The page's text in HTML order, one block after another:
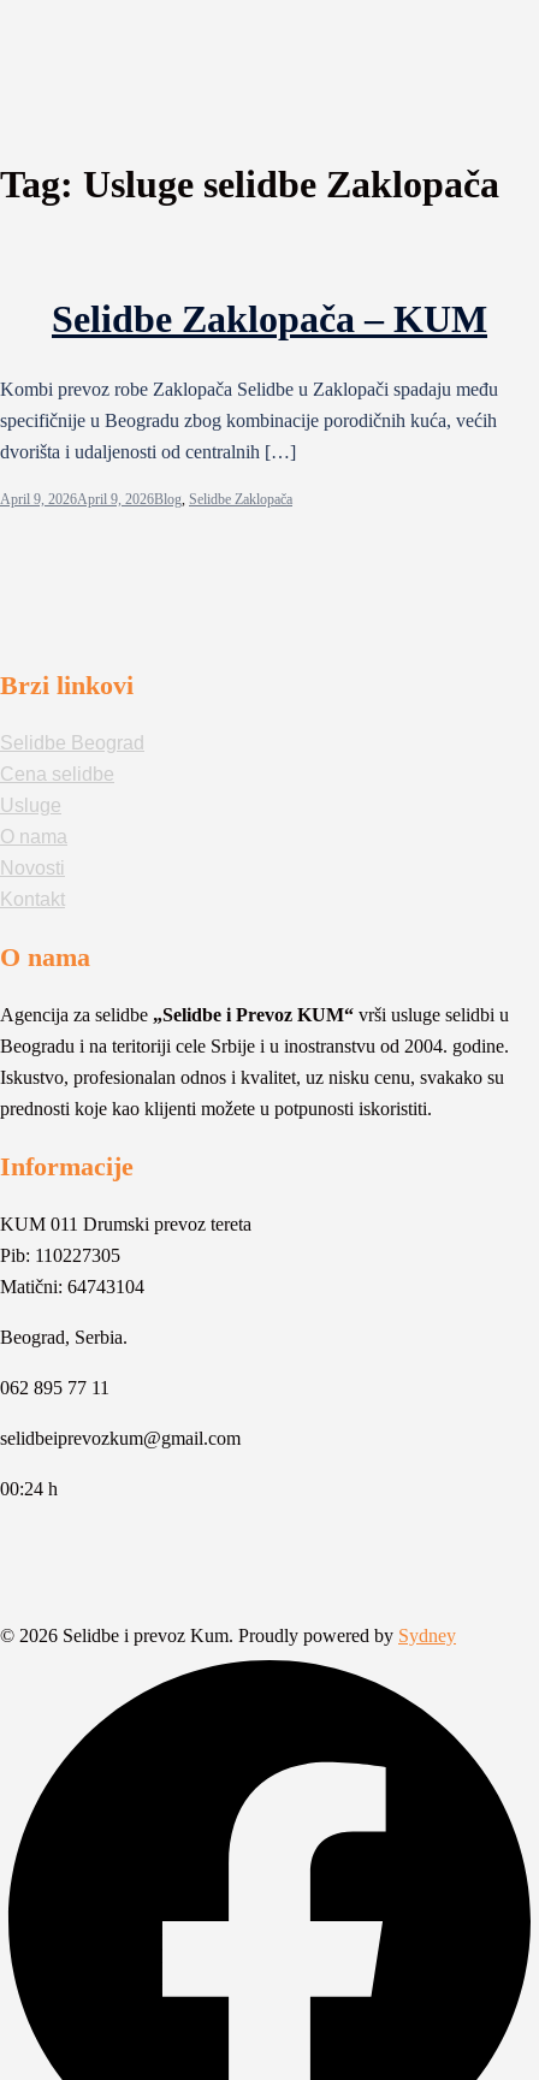
Tag: Usluge selidbe Zaklopača
Selidbe Zaklopača – KUM
Kombi prevoz robe Zaklopača Selidbe u Zaklopači spadaju među
specifičnije u Beogradu zbog kombinacije porodičnih kuća, većih
dvorišta i udaljenosti od centralnih […]
April 9, 2026April 9, 2026Blog, Selidbe Zaklopača
Brzi linkovi
Selidbe Beograd
Cena selidbe
Usluge
O nama
Novosti
Kontakt
O nama
Agencija za selidbe „Selidbe i Prevoz KUM“ vrši usluge selidbi u
Beogradu i na teritoriji cele Srbije i u inostranstvu od 2004. godine.
Iskustvo, profesionalan odnos i kvalitet, uz nisku cenu, svakako su
prednosti koje kao klijenti možete u potpunosti iskoristiti.
Informacije
KUM 011 Drumski prevoz tereta
Pib: 110227305
Matični: 64743104
Beograd, Serbia.
062 895 77 11
selidbeiprevozkum@gmail.com
00:24 h
© 2026 Selidbe i prevoz Kum. Proudly powered by Sydney